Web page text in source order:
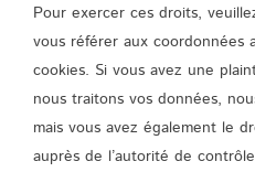
Pour exercer ces droits,
vous référer aux coordonnées
cookies. Si vous avez une
nous traitons vos données,
mais vous avez également le
auprès de l’autorité de